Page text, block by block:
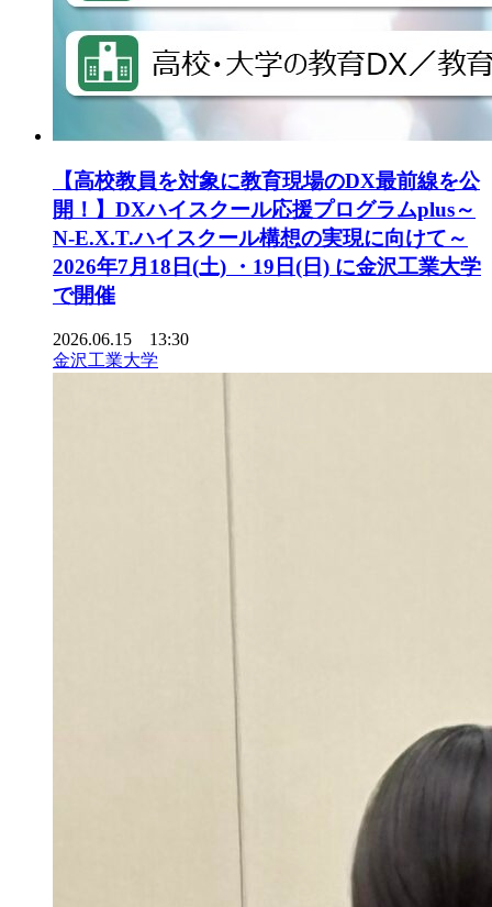
【高校教員を対象に教育現場のDX最前線を公
開！】DXハイスクール応援プログラムplus～
N-E.X.T.ハイスクール構想の実現に向けて～
2026年7月18日(土) ・19日(日) に金沢工業大学
で開催
2026.06.15 13:30
金沢工業大学